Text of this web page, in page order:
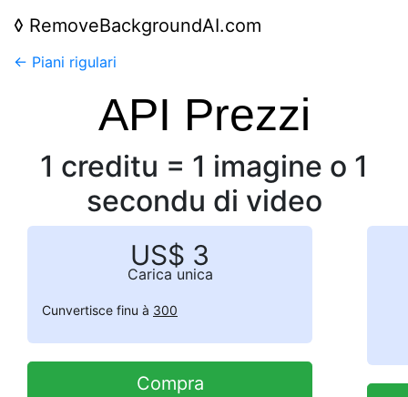
◊ RemoveBackgroundAI.com
← Piani rigulari
API Prezzi
1 creditu = 1 imagine o 1
secondu di video
US$ 3
Carica unica
Cunvertisce finu à 300
Compra